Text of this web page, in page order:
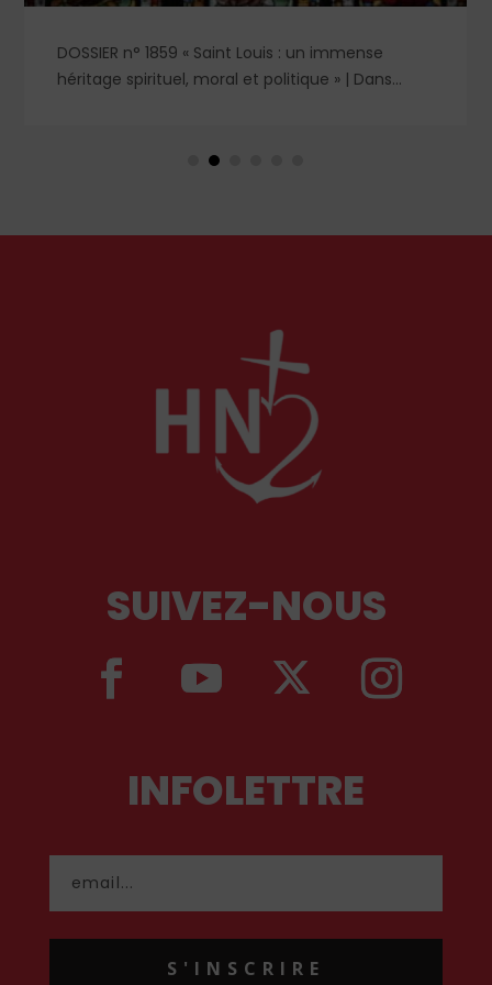
: un immense
politique » | Dans
royauté en acte,
Recension jeunesse | Dans
de lectures jeunesse, un
SUIVEZ-NOUS
INFOLETTRE
S'INSCRIRE